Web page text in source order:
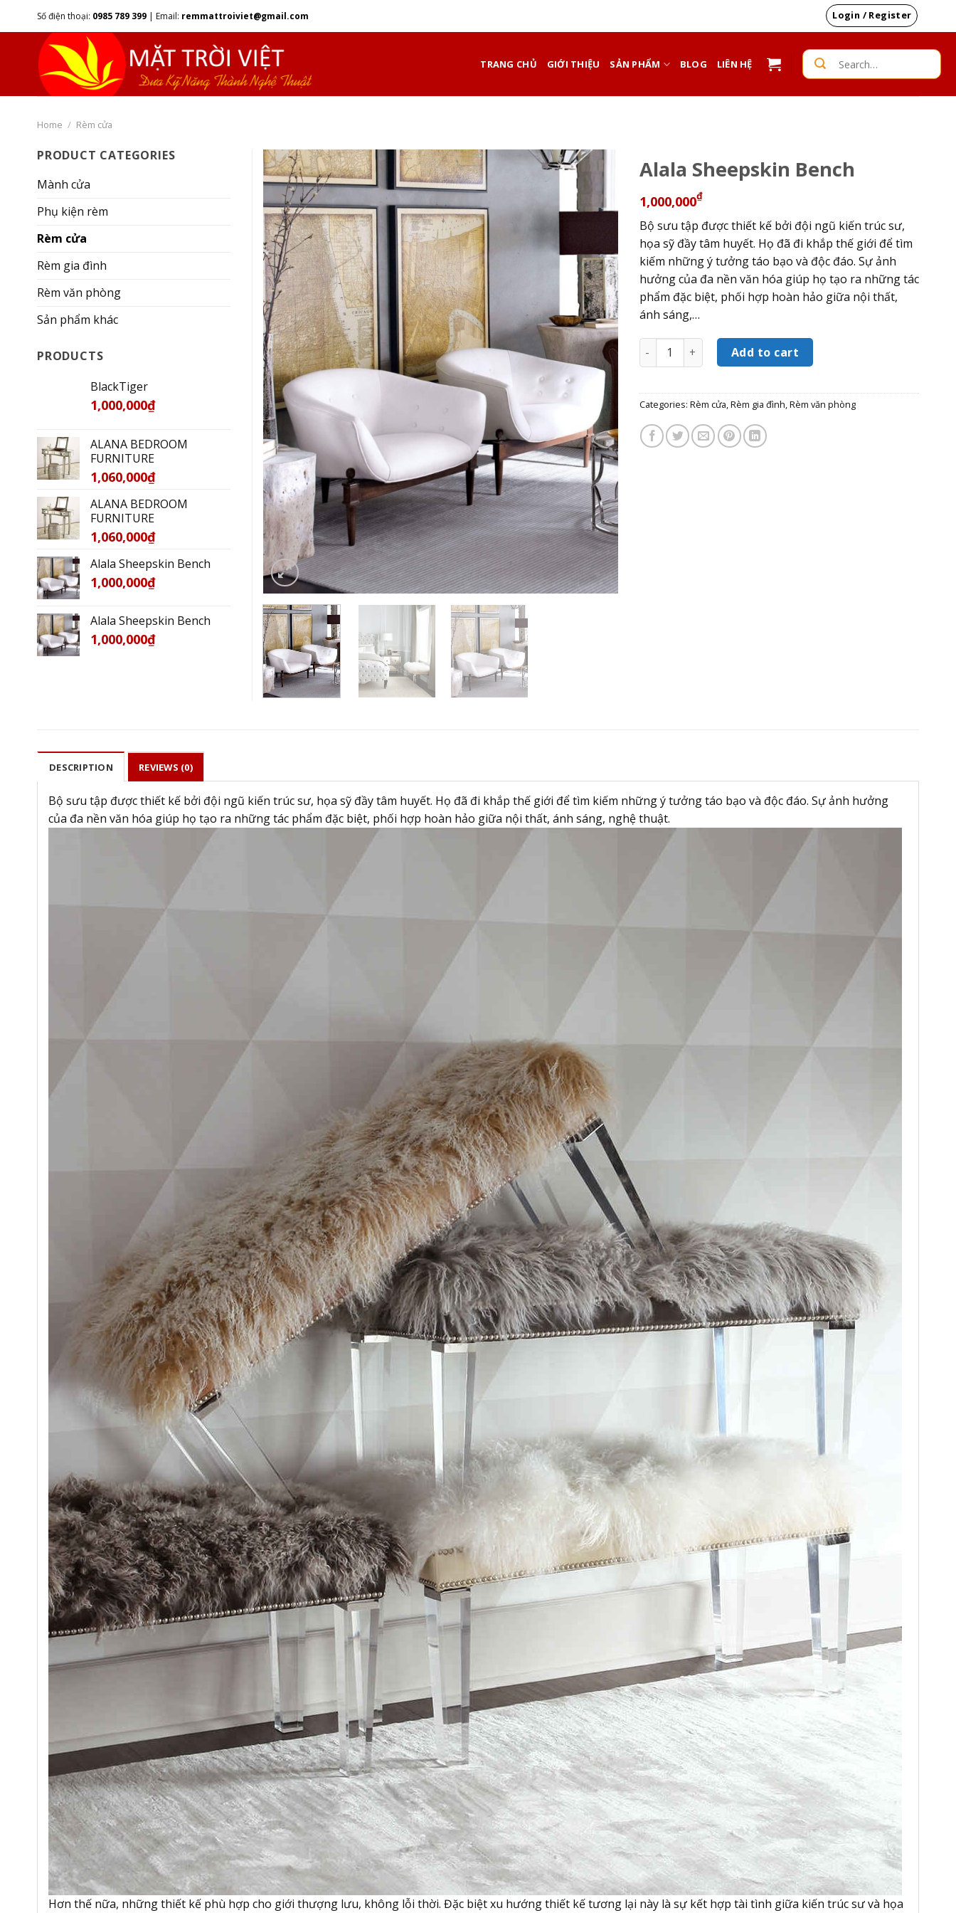
Số điện thoại: 0985 789 399 | Email: remmattroiviet@gmail.com Login / Register
TRANG CHỦ GIỚI THIỆU SẢN PHẨM BLOG LIÊN HỆ
Search
for:
Home / Rèm cửa
Alala Sheepskin Bench
1,000,000₫
Bộ sưu tập được thiết kế bởi đội ngũ kiến trúc sư,
họa sỹ đầy tâm huyết. Họ đã đi khắp thế giới để tìm
kiếm những ý tưởng táo bạo và độc đáo. Sự ảnh
hưởng của đa nền văn hóa giúp họ tạo ra những tác
phẩm đặc biệt, phối hợp hoàn hảo giữa nội thất,
ánh sáng,…
Alala Sheepskin Bench quantity
Add to cart
Categories: Rèm cửa,Rèm gia đình,Rèm văn phòng
PRODUCT CATEGORIES
Mành cửa
Phụ kiện rèm
Rèm cửa
Rèm gia đình
Rèm văn phòng
Sản phẩm khác
PRODUCTS
BlackTiger
1,000,000₫
ALANA BEDROOM
FURNITURE
1,060,000₫
ALANA BEDROOM
FURNITURE
1,060,000₫
Alala Sheepskin Bench
1,000,000₫
Alala Sheepskin Bench
1,000,000₫
DESCRIPTION REVIEWS (0)
Bộ sưu tập được thiết kế bởi đội ngũ kiến trúc sư, họa sỹ đầy tâm huyết. Họ đã đi khắp thế giới để tìm kiếm những ý tưởng táo bạo và độc đáo. Sự ảnh hưởng
của đa nền văn hóa giúp họ tạo ra những tác phẩm đặc biệt, phối hợp hoàn hảo giữa nội thất, ánh sáng, nghệ thuật.
Hơn thế nữa, những thiết kế phù hợp cho giới thượng lưu, không lỗi thời. Đặc biệt xu hướng thiết kế tương lại này là sự kết hợp tài tình giữa kiến trúc sư và họa